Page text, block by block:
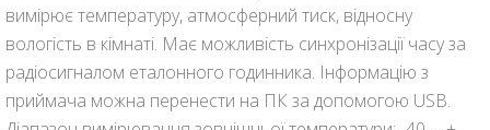
вимірює температуру, атмосферний тиск, відносну
вологість в кімнаті. Має можливість синхронізації часу за
радіосигналом еталонного годинника. Інформацію з
приймача можна перенести на ПК за допомогою USB.